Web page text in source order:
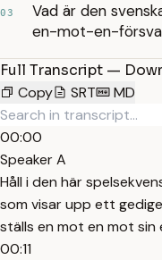
03
Vad är den
en-mot-en-
Full Transcript —
Copy
SRT MD
00:00
Speaker A
Håll i den här
som visar upp ett
ställs en mot en mot sin
00:11